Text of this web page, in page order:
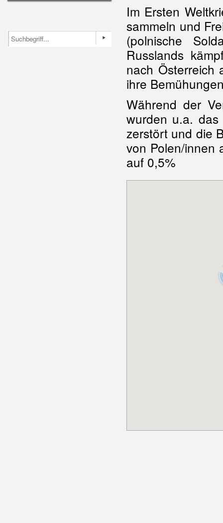
Im Ersten
sammeln und
(polnische
Russlands
nach Österreich
ihre
Während der
wurden u.a. das
zerstört und die
von Polen/innen
auf 0,5%